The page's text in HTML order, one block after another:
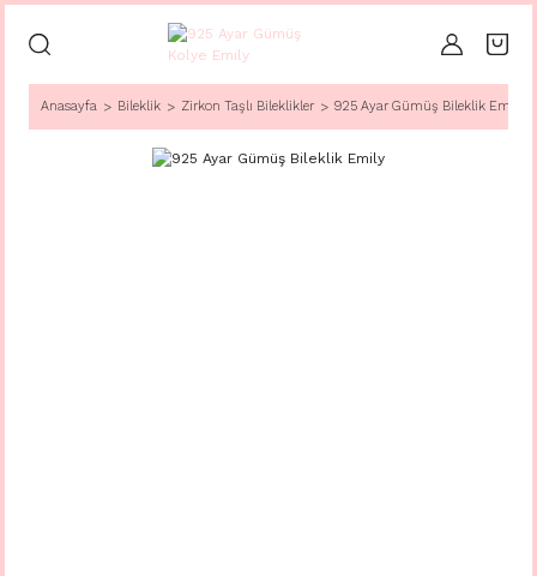
Anasayfa Bileklik Zirkon Taşlı Bileklikler 925 Ayar Gümüş Bileklik Emily